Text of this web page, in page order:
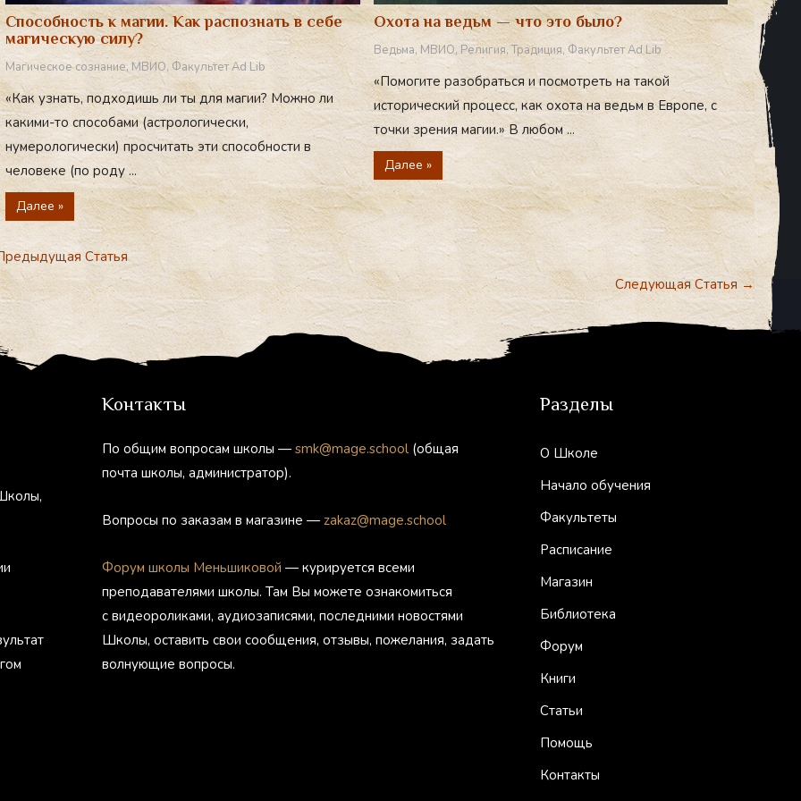
Способность к магии. Как распознать в себе
магическую силу?
Магическое сознание,МВИО,Факультет Ad Lib
«Как узнать, подходишь ли ты для магии? Можно ли
какими-то способами (астрологически,
нумерологически) просчитать эти способности в
человеке (по роду ...
Далее »
Охота на ведьм — что это было?
Ведьма,МВИО,Религия,Традиция, Факультет Ad Lib
«Помогите разобраться и посмотреть на такой
исторический процесс, как охота на ведьм в Европе, с
точки зрения магии.» В любом ...
Далее »
Статья
Следующая Статья→
Контакты
По общим вопросам школы — smk@mage.school (общая
почта школы, администратор).
Вопросы по заказам в магазине — zakaz@mage.school
Форум школы Меньшиковой — курируется всеми
преподавателями школы. Там Вы можете ознакомиться
с видеороликами, аудиозаписями, последними новостями
Школы, оставить свои сообщения, отзывы, пожелания, задать
волнующие вопросы.
Разделы
О Школе
Начало обучения
Факультеты
Расписание
Магазин
Библиотека
Форум
Книги
Статьи
Помощь
Контакты